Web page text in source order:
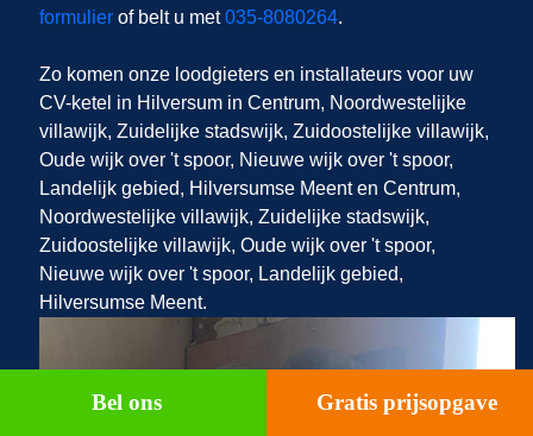
formulierof belt u met035-8080264.
Zo komen onze loodgieters en installateurs voor uw
CV-ketel in Hilversum in Centrum, Noordwestelijke
villawijk, Zuidelijke stadswijk, Zuidoostelijke villawijk,
Oude wijk over 't spoor, Nieuwe wijk over 't spoor,
Landelijk gebied, Hilversumse Meent en Centrum,
Noordwestelijke villawijk, Zuidelijke stadswijk,
Zuidoostelijke villawijk, Oude wijk over 't spoor,
Nieuwe wijk over 't spoor, Landelijk gebied,
Hilversumse Meent.
Bel ons Gratis prijsopgave